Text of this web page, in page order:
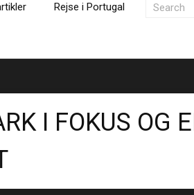
Rejse i Portugal
I FOKUS OG